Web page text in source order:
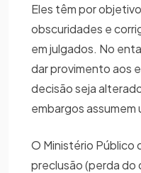
Eles têm por
obscuridades e
em julgados. No
dar provimento aos
decisão seja
embargos
O Ministério Público
preclusão (perda